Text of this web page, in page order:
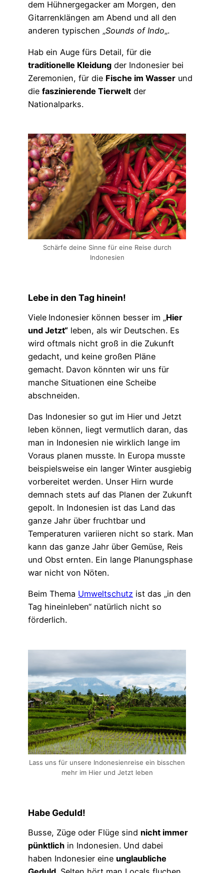
dem Hühnergegacker am Morgen, den
Gitarrenklängen am Abend und all den
anderen typischen „Sounds of Indo„.
Hab ein Auge fürs Detail, für die
traditionelle Kleidung der Indonesier bei
Zeremonien, für die Fische im Wasser und
die faszinierende Tierwelt der
Nationalparks.
Schärfe deine Sinne für eine Reise durch
Indonesien
Lebe in den Tag hinein!
Viele Indonesier können besser im „Hier
und Jetzt“ leben, als wir Deutschen. Es
wird oftmals nicht groß in die Zukunft
gedacht, und keine großen Pläne
gemacht. Davon könnten wir uns für
manche Situationen eine Scheibe
abschneiden.
Das Indonesier so gut im Hier und Jetzt
leben können, liegt vermutlich daran, das
man in Indonesien nie wirklich lange im
Voraus planen musste. In Europa musste
beispielsweise ein langer Winter ausgiebig
vorbereitet werden. Unser Hirn wurde
demnach stets auf das Planen der Zukunft
gepolt. In Indonesien ist das Land das
ganze Jahr über fruchtbar und
Temperaturen variieren nicht so stark. Man
kann das ganze Jahr über Gemüse, Reis
und Obst ernten. Ein lange Planungsphase
war nicht von Nöten.
Beim Thema Umweltschutz ist das „in den
Tag hineinleben“ natürlich nicht so
förderlich.
Lass uns für unsere Indonesienreise ein bisschen
mehr im Hier und Jetzt leben
Habe Geduld!
Busse, Züge oder Flüge sind nicht immer
pünktlich in Indonesien. Und dabei
haben Indonesier eine unglaubliche